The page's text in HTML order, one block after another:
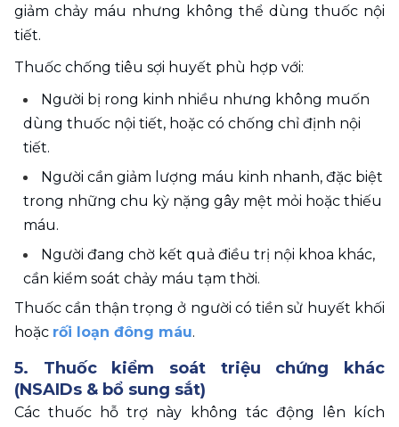
giảm chảy máu nhưng không thể dùng thuốc nội
tiết.
Thuốc chống tiêu sợi huyết phù hợp với:
Người bị rong kinh nhiều nhưng không muốn
dùng thuốc nội tiết, hoặc có chống chỉ định nội
tiết.
Người cần giảm lượng máu kinh nhanh, đặc biệt
trong những chu kỳ nặng gây mệt mỏi hoặc thiếu
máu.
Người đang chờ kết quả điều trị nội khoa khác,
cần kiểm soát chảy máu tạm thời.
Thuốc cần thận trọng ở người có tiền sử huyết khối
hoặc rối loạn đông máu.
5. Thuốc kiểm soát triệu chứng khác
(NSAIDs & bổ sung sắt)
Các thuốc hỗ trợ này không tác động lên kích